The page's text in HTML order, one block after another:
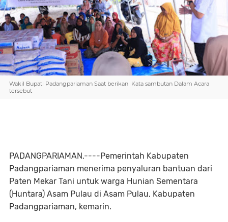
Wakil Bupati Padangpariaman Saat berikan Kata sambutan Dalam Acara
tersebut
PADANGPARIAMAN,----Pemerintah Kabupaten
Padangpariaman menerima penyaluran bantuan dari
Paten Mekar Tani untuk warga Hunian Sementara
(Huntara) Asam Pulau di Asam Pulau, Kabupaten
Padangpariaman, kemarin.